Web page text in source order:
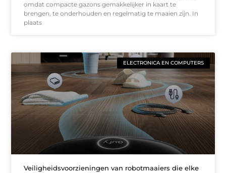
omdat compacte gazons gemakkelijker in kaart te
brengen, te onderhouden en regelmatig te maaien zijn. In
plaats
ELECTRONICA EN COMPUTERS
Veiligheidsvoorzieningen van robotmaaiers die elke